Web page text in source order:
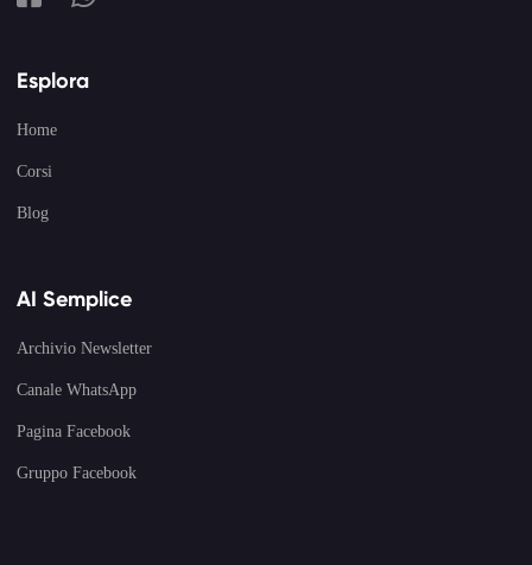
Esplora
Home
Corsi
Blog
AI Semplice
Archivio Newsletter
Canale WhatsApp
Pagina Facebook
Gruppo Facebook